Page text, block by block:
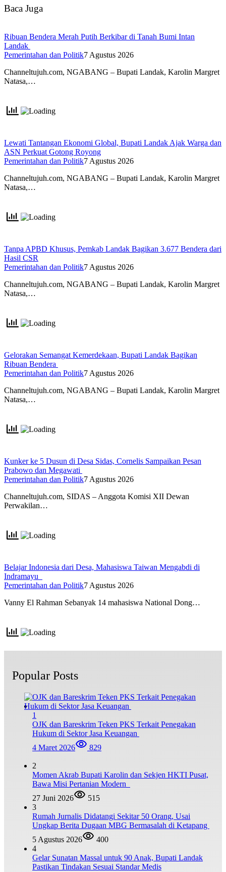
Baca Juga
Ribuan Bendera Merah Putih Berkibar di Tanah Bumi Intan
Landak
Pemerintahan dan Politik7 Agustus 2026
Channeltujuh.com, NGABANG – Bupati Landak, Karolin Margret
Natasa,…
Lewati Tantangan Ekonomi Global, Bupati Landak Ajak Warga dan
ASN Perkuat Gotong Royong
Pemerintahan dan Politik7 Agustus 2026
Channeltujuh.com, NGABANG – Bupati Landak, Karolin Margret
Natasa,…
Tanpa APBD Khusus, Pemkab Landak Bagikan 3.677 Bendera dari
Hasil CSR
Pemerintahan dan Politik7 Agustus 2026
Channeltujuh.com, NGABANG – Bupati Landak, Karolin Margret
Natasa,…
Gelorakan Semangat Kemerdekaan, Bupati Landak Bagikan
Ribuan Bendera
Pemerintahan dan Politik7 Agustus 2026
Channeltujuh.com, NGABANG – Bupati Landak, Karolin Margret
Natasa,…
Kunker ke 5 Dusun di Desa Sidas, Cornelis Sampaikan Pesan
Prabowo dan Megawati
Pemerintahan dan Politik7 Agustus 2026
Channeltujuh.com, SIDAS – Anggota Komisi XII Dewan
Perwakilan…
Belajar Indonesia dari Desa, Mahasiswa Taiwan Mengabdi di
Indramayu
Pemerintahan dan Politik7 Agustus 2026
Vanny El Rahman Sebanyak 14 mahasiswa National Dong…
Popular Posts
1
OJK dan Bareskrim Teken PKS Terkait Penegakan
Hukum di Sektor Jasa Keuangan
4 Maret 2026
829
2
Momen Akrab Bupati Karolin dan Sekjen HKTI Pusat,
Bawa Misi Pertanian Modern
27 Juni 2026
515
3
Rumah Jurnalis Didatangi Sekitar 50 Orang, Usai
Ungkap Berita Dugaan MBG Bermasalah di Ketapang
5 Agustus 2026
400
4
Gelar Sunatan Massal untuk 90 Anak, Bupati Landak
Pastikan Tindakan Sesuai Standar Medis